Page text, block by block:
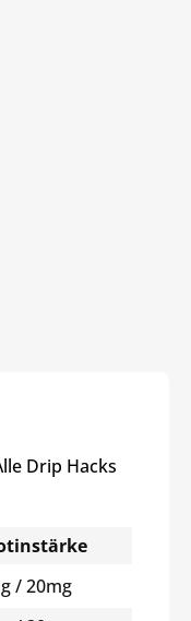
Drip Hacks
/ 20mg